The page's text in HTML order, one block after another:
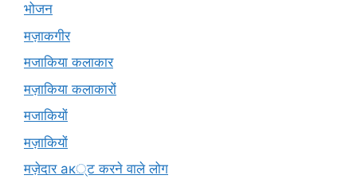
भोजन
मज़ाकगीर
मजाकिया कलाकार
मज़ाकिया कलाकारों
मजाकियों
मज़ाकियों
मज़ेदार ак्ट करने वाले लोग